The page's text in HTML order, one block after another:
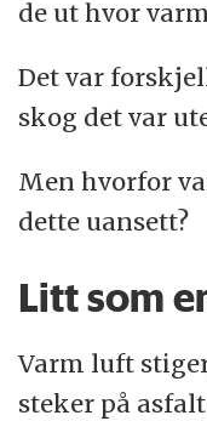
de ut hvor
Det var
skog det var
Men hvorfor
dette uansett?
Litt som
Varm luft
steker på